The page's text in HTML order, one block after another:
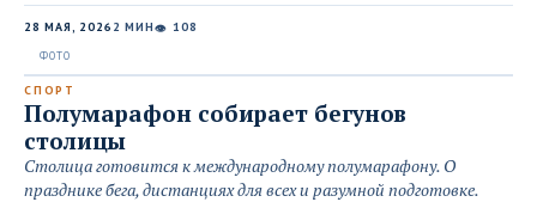
28 МАЯ, 2026 2 МИН👁 108
СПОРТ
Полумарафон собирает бегунов
столицы
Столица готовится к международному полумарафону. О
празднике бега, дистанциях для всех и разумной подготовке.